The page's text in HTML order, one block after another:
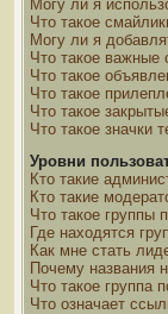
Могу ли я
Что такое
Могу ли я
Что такое важные
Что такое
Что такое
Что такое
Что такое значки
Уровни
Кто такие
Кто такие
Что такое группы
Где находятся
Как мне стать
Почему названия
Что такое группа
Что означает